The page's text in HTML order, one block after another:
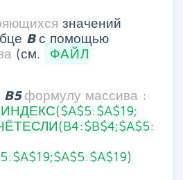
значений
Bс помощью
(см.
ФАЙЛ
B5формулу массива :